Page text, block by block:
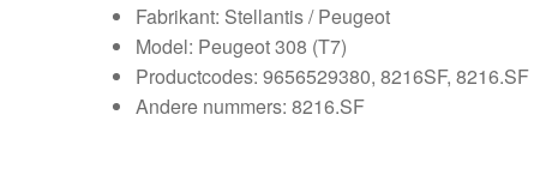
Fabrikant: Stellantis / Peugeot
Model: Peugeot 308 (T7)
Productcodes: 9656529380, 8216SF, 8216.SF
Andere nummers: 8216.SF